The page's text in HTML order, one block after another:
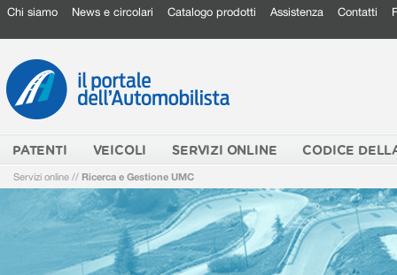
Chi siamo News e circolari Catalogo prodotti Assistenza Contatti
PATENTI VEICOLI SERVIZI ONLINE CODICE
Servizi online // Ricerca e Gestione UMC